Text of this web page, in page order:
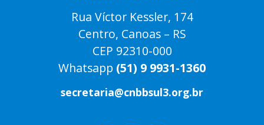
Rua Víctor Kessler, 174
Centro, Canoas – RS
CEP 92310-000
Whatsapp (51) 9 9931-1360
secretaria@cnbbsul3.org.br